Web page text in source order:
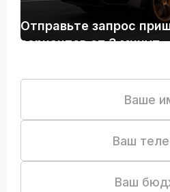
Отправьте запрос
вариантов от 3 минут